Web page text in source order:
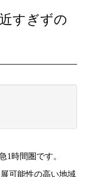
すぎずの
1時間圏です。
可能性の高い地域